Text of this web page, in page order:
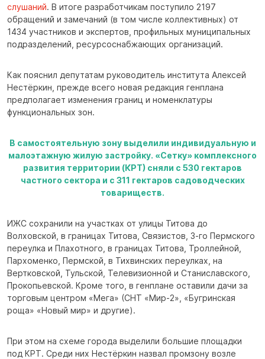
слушаний. В итоге разработчикам поступило 2197
обращений и замечаний (в том числе коллективных) от
1434 участников и экспертов, профильных муниципальных
подразделений, ресурсоснабжающих организаций.
Как пояснил депутатам руководитель института Алексей
Нестёркин, прежде всего новая редакция генплана
предполагает изменения границ и номенклатуры
функциональных зон.
В самостоятельную зону выделили индивидуальную и
малоэтажную жилую застройку. «Сетку» комплексного
развития территории (КРТ) сняли с 530 гектаров
частного сектора и с 311 гектаров садоводческих
товариществ.
ИЖС сохранили на участках от улицы Титова до
Волховской, в границах Титова, Связистов, 3-го Пермского
переулка и Плахотного, в границах Титова, Троллейной,
Пархоменко, Пермской, в Тихвинских переулках, на
Вертковской, Тульской, Телевизионной и Станиславского,
Прокопьевской. Кроме того, в генплане оставили дачи за
торговым центром «Мега» (СНТ «Мир-2», «Бугринская
роща» «Новый мир» и другие).
При этом на схеме города выделили большие площадки
под КРТ. Среди них Нестёркин назвал промзону возле